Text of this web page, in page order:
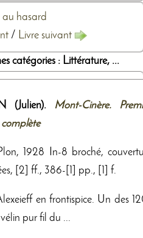
au hasard
/ Livre suivant
catégories : Littérature, ...
(Julien). Mont-Cinère.
1928 In-8 broché,
[2] ff., 386-[1] pp., [1] f.
en frontispice. Un des
pur fil du ...